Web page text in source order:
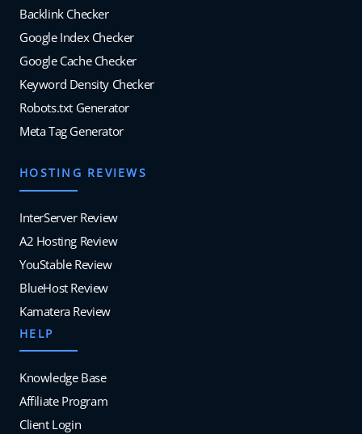
Backlink Checker
Google Index Checker
Google Cache Checker
Keyword Density Checker
Robots.txt Generator
Meta Tag Generator
HOSTING REVIEWS
InterServer Review
A2 Hosting Review
YouStable Review
BlueHost Review
Kamatera Review
HELP
Knowledge Base
Affiliate Program
Client Login